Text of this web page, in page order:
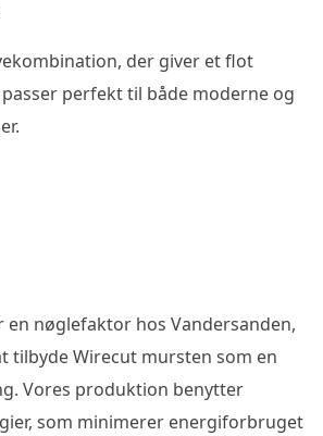
der giver et flot
perfekt til både moderne og
nøglefaktor hos Vandersanden,
tilbyde Wirecut mursten som en
Vores produktion benytter
som minimerer energiforbruget